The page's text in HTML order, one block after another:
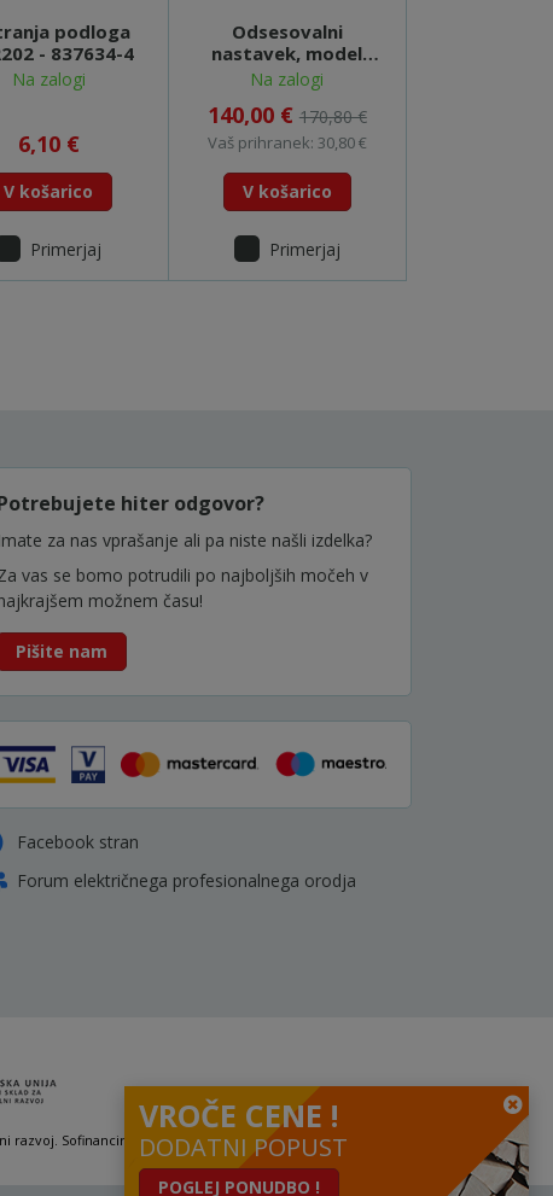
podloga
- 837634-4
Na zalogi
6,10 €
V košarico
Primerjaj
Odsesovalni
nastavek, model
DX12 (HR001G
HR003G) XGT -
191E54-9
Na zalogi
140,00 € 170,80 €
Vaš prihranek: 30,80 €
V košarico
Primerjaj
hiter odgovor?
Imate za nas vprašanje ali pa niste našli izdelka?
vas se bomo potrudili po najboljših močeh v
možnem času!
Pišite nam
Facebook stran
Forum električnega profesionalnega orodja
razvoj. Sofinanciranje se je pridobilo preko Vavčerja za digitalni marketing.
VROČE CENE !
DODATNI POPUST
POGLEJ PONUDBO !